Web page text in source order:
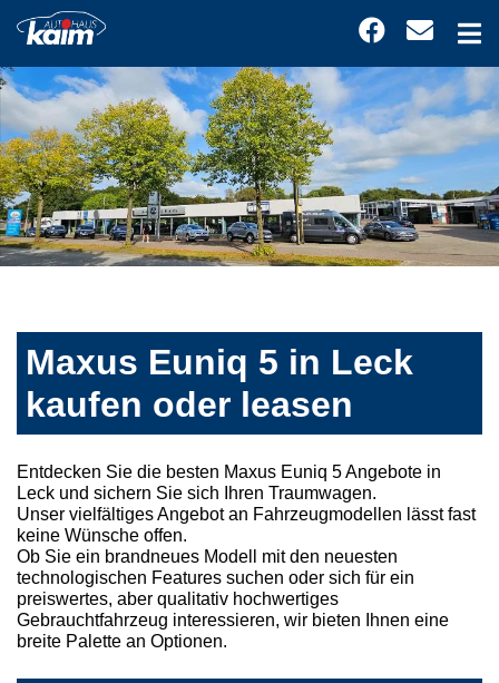
Maxus Euniq 5 in Leck
kaufen oder leasen
Entdecken Sie die besten Maxus Euniq 5 Angebote in
Leck und sichern Sie sich Ihren Traumwagen.
Unser vielfältiges Angebot an Fahrzeugmodellen lässt fast
keine Wünsche offen.
Ob Sie ein brandneues Modell mit den neuesten
technologischen Features suchen oder sich für ein
preiswertes, aber qualitativ hochwertiges
Gebrauchtfahrzeug interessieren, wir bieten Ihnen eine
breite Palette an Optionen.